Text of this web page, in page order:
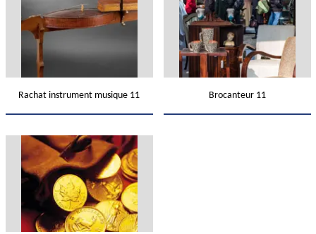
Rachat instrument musique 11 Brocanteur 11